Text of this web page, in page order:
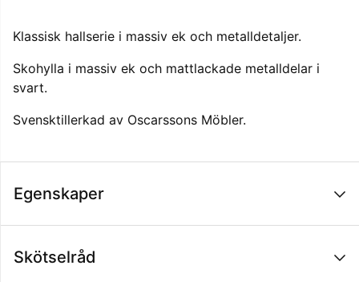
Klassisk hallserie i massiv ek och metalldetaljer.
Skohylla i massiv ek och mattlackade metalldelar i
svart.
Svensktillerkad av Oscarssons Möbler.
Egenskaper
Skötselråd